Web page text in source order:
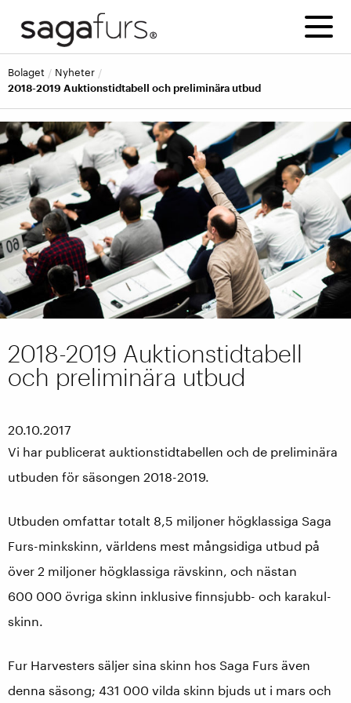
bolaget
nyheter
2018-2019 Auktionstidtabell och preliminära utbud
2018-2019 Auktionstidtabell
och preliminära utbud
20.10.2017
Vi har publicerat auktionstidtabellen och de preliminära
utbuden för säsongen 2018-2019.
Utbuden omfattar totalt 8,5 miljoner högklassiga Saga
Furs-minkskinn, världens mest mångsidiga utbud på
över 2 miljoner högklassiga rävskinn, och nästan
600 000 övriga skinn inklusive finnsjubb- och karakul-
skinn.
Fur Harvesters säljer sina skinn hos Saga Furs även
denna säsong; 431 000 vilda skinn bjuds ut i mars och